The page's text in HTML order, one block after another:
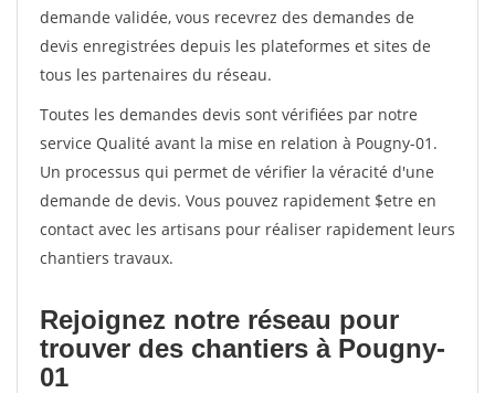
demande validée, vous recevrez des demandes de
devis enregistrées depuis les plateformes et sites de
tous les partenaires du réseau.
Toutes les demandes devis sont vérifiées par notre
service Qualité avant la mise en relation à Pougny-01.
Un processus qui permet de vérifier la véracité d'une
demande de devis. Vous pouvez rapidement $etre en
contact avec les artisans pour réaliser rapidement leurs
chantiers travaux.
Rejoignez notre réseau pour
trouver des chantiers à Pougny-
01